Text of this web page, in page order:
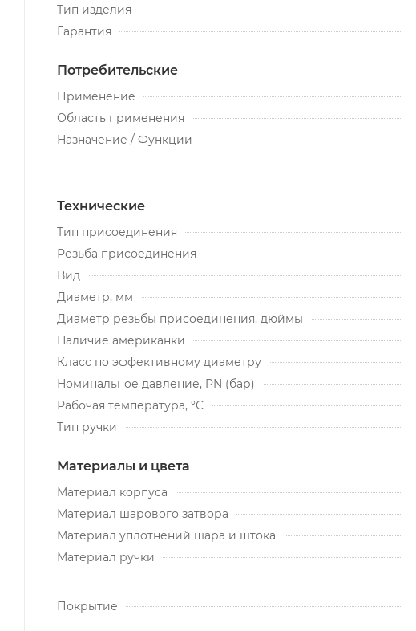
Тип изделия
Гарантия
Потребительские
Применение
Область применения
Назначение / Функции
Технические
Тип присоединения
Резьба присоединения
Вид
Диаметр, мм
Диаметр резьбы присоединения, дюймы
Наличие американки
Класс по эффективному диаметру
Номинальное давление, PN (бар)
Рабочая температура, °С
Тип ручки
Материалы и цвета
Материал корпуса
Материал шарового затвора
Материал уплотнений шара и штока
Материал ручки
Покрытие